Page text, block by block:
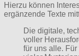
Hierzu können
ergänzende Texte
Die digitale,
voller
für uns alle.